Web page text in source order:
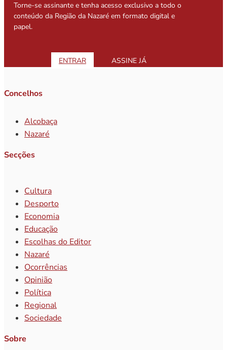
Torne-se assinante e tenha acesso exclusivo a todo o
conteúdo da Região da Nazaré em formato digital e
papel.
ENTRAR ASSINE JÁ
Concelhos
Alcobaça
Nazaré
Secções
Cultura
Desporto
Economia
Educação
Escolhas do Editor
Nazaré
Ocorrências
Opinião
Política
Regional
Sociedade
Sobre